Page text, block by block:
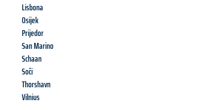
Lisbona
Osijek
Prijedor
San Marino
Schaan
Soči
Thorshavn
Vilnius